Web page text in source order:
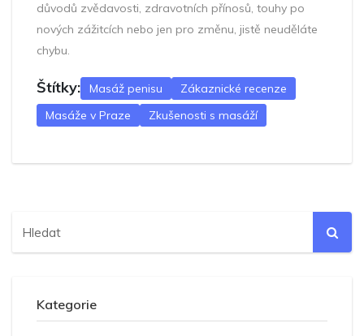
důvodů zvědavosti, zdravotních přínosů, touhy po
nových zážitcích nebo jen pro změnu, jistě neuděláte
chybu.
Štítky: Masáž penisu
Zákaznické recenze
Masáže v Praze
Zkušenosti s masáží
Kategorie